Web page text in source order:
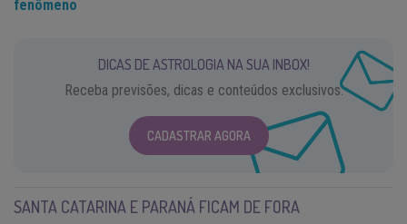
fenômeno
DICAS DE ASTROLOGIA NA SUA INBOX!
Receba previsões, dicas e conteúdos exclusivos.
CADASTRAR AGORA
SANTA CATARINA E PARANÁ FICAM DE FORA